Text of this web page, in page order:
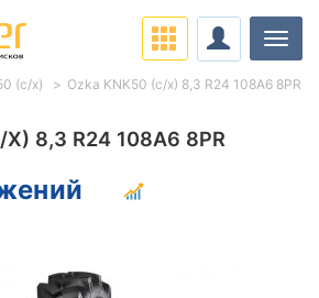
8,3 R24 108A6 8PR
(с/х) Ozka KNK50 (с/х) 8,3 R24 108A6 8PR